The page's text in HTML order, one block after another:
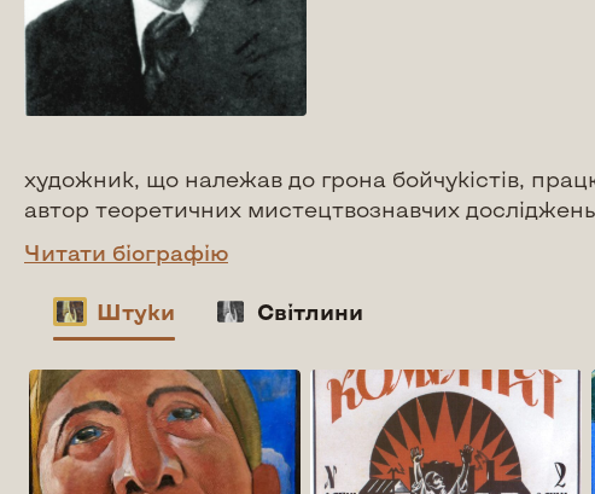
художник, що належав до грона бойчукістів,
автор теоретичних мистецтвознавчих
Читати біографію
Штуки Світлини